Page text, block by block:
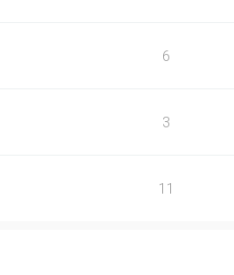
6
3
11